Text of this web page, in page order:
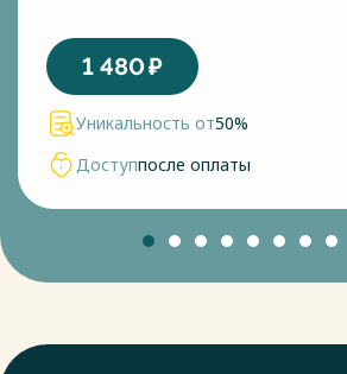
1 480₽
Уникальность от50%
Доступпосле оплаты